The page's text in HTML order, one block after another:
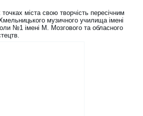
міста свою творчість пересічним
музичного училища імені
№1 імені М. Мозгового та обласного